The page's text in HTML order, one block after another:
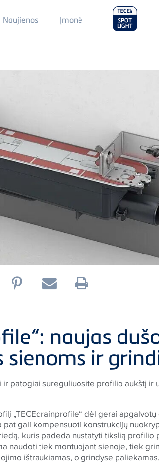
Naujienos Main
Menu
Įmonė
naujas
ir
patogiai sureguliuosite profilio aukštį ir
„TECEdrainprofile“ dėl gerai apgalvotų
gali kompensuoti konstrukcijų
kuris padeda nustatyti tikslią profilio
naudoti tiek montuojant sienoje, tiek
ištraukiamas, o grindyse paliekamas.